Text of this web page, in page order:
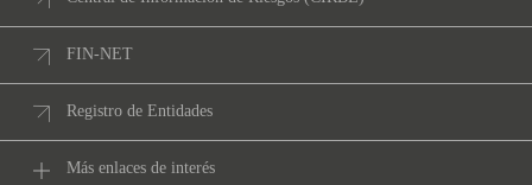
FIN-NET
Registro de Entidades
Más enlaces de interés